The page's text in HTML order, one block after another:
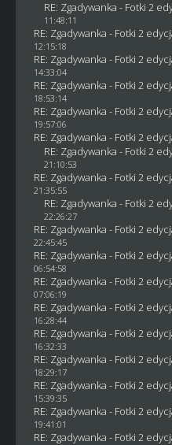
RE: Zgadywanka - Fotki 2
11:48:11
RE: Zgadywanka - Fotki 2
12:15:18
RE: Zgadywanka - Fotki 2
14:33:04
RE: Zgadywanka - Fotki 2
18:53:14
RE: Zgadywanka - Fotki 2
19:57:06
RE: Zgadywanka - Fotki 2
RE: Zgadywanka - Fotki 2
21:10:53
RE: Zgadywanka - Fotki 2
21:35:55
RE: Zgadywanka - Fotki 2
22:26:27
RE: Zgadywanka - Fotki 2
22:45:45
RE: Zgadywanka - Fotki 2
06:54:58
RE: Zgadywanka - Fotki 2
07:06:19
RE: Zgadywanka - Fotki 2
16:28:44
RE: Zgadywanka - Fotki 2
16:32:33
RE: Zgadywanka - Fotki 2
18:29:17
RE: Zgadywanka - Fotki 2
15:39:35
RE: Zgadywanka - Fotki 2
19:41:01
RE: Zgadywanka - Fotki 2